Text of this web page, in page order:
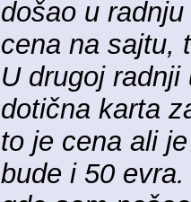
došao u
cena na sajtu,
U drugoj
dotična karta
to je cena ali
bude i 50